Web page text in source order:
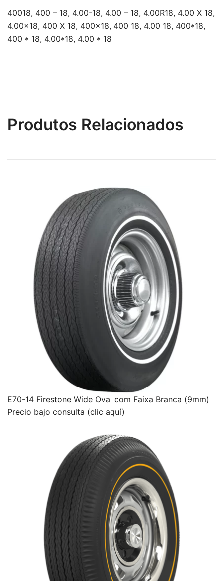
40018, 400 – 18, 4.00-18, 4.00 – 18, 4.00R18, 4.00 X 18,
4.00×18, 400 X 18, 400×18, 400 18, 4.00 18, 400*18,
400 * 18, 4.00*18, 4.00 * 18
Produtos Relacionados
E70-14 Firestone Wide Oval com Faixa Branca (9mm)
Precio bajo consulta (clic aquí)